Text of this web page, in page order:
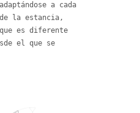
a cada
la estancia,
es diferente
el que se